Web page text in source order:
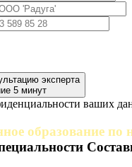
эксперта
5 минут
ваших
образование